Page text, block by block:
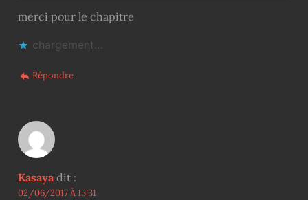
merci pour le chapitre
chargement…
Répondre
Kasaya dit :
02/06/2017 À 15:31